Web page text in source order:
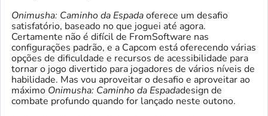
Onimusha: Caminho da Espadaoferece um desafio
satisfatório, baseado no que joguei até agora.
Certamente não é difícil de FromSoftware nas
configurações padrão, e a Capcom está oferecendo várias
opções de dificuldade e recursos de acessibilidade para
tornar o jogo divertido para jogadores de vários níveis de
habilidade. Mas vou aproveitar o desafio e aproveitar ao
máximo Onimusha: Caminho da Espadadesign de
combate profundo quando for lançado neste outono.